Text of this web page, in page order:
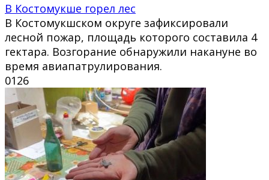
В Костомукше горел лес
В Костомукшском округе зафиксировали
лесной пожар, площадь которого составила 4
гектара. Возгорание обнаружили накануне во
время авиапатрулирования.
0126